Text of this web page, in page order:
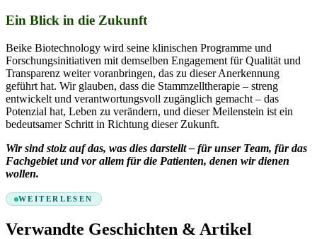
Ein Blick in die Zukunft
Beike Biotechnology wird seine klinischen Programme und
Forschungsinitiativen mit demselben Engagement für Qualität und
Transparenz weiter voranbringen, das zu dieser Anerkennung
geführt hat. Wir glauben, dass die Stammzelltherapie – streng
entwickelt und verantwortungsvoll zugänglich gemacht – das
Potenzial hat, Leben zu verändern, und dieser Meilenstein ist ein
bedeutsamer Schritt in Richtung dieser Zukunft.
Wir sind stolz auf das, was dies darstellt – für unser Team, für das
Fachgebiet und vor allem für die Patienten, denen wir dienen
wollen.
WEITERLESEN
Verwandte Geschichten & Artikel